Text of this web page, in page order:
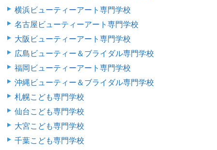
横浜ビューティーアート専門学校
名古屋ビューティーアート専門学校
大阪ビューティーアート専門学校
広島ビューティー＆ブライダル専門学校
福岡ビューティーアート専門学校
沖縄ビューティー＆ブライダル専門学校
札幌こども専門学校
仙台こども専門学校
大宮こども専門学校
千葉こども専門学校